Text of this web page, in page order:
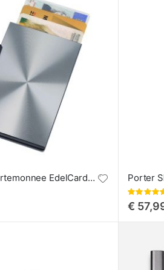
MagSafe Portemonnee EdelCard van Troika Porter
€